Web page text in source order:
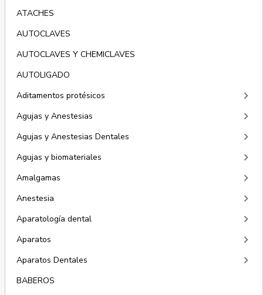
ATACHES
AUTOCLAVES
AUTOCLAVES Y CHEMICLAVES
AUTOLIGADO
Aditamentos protésicos
keyboard_arrow_right
Agujas y Anestesias keyboard_arrow_right
Agujas y Anestesias Dentales keyboard_arrow_right
Agujas y biomateriales keyboard_arrow_right
Amalgamas keyboard_arrow_right
Anestesia keyboard_arrow_right
Aparatología dental keyboard_arrow_right
Aparatos keyboard_arrow_right
Aparatos Dentales keyboard_arrow_right
BABEROS